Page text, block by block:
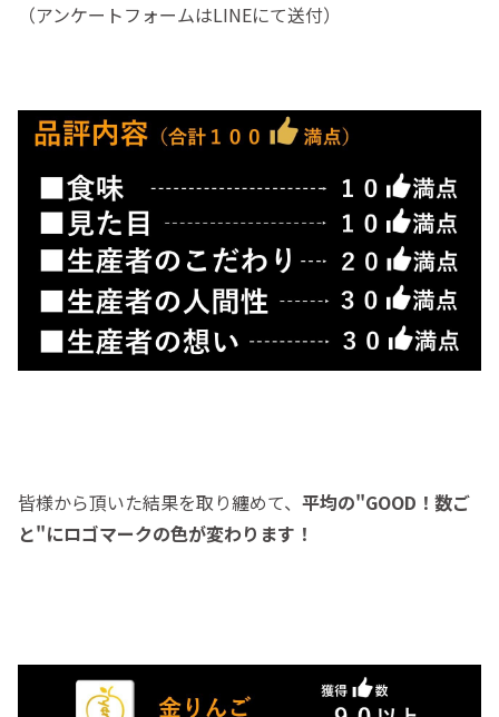
（アンケートフォームはLINEにて送付）
皆様から頂いた結果を取り纏めて、 平均の"GOOD！数ご
と"にロゴマークの色が変わります！